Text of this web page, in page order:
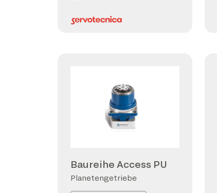
Baureihe Access PU
Planetengetriebe